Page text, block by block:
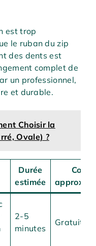
est trop
le ruban du zip
des dents est
complet de
un professionnel,
et durable.
Choisir la
Ovale) ?
Durée
estimée
Coût
2-5
minutes
Gratuit